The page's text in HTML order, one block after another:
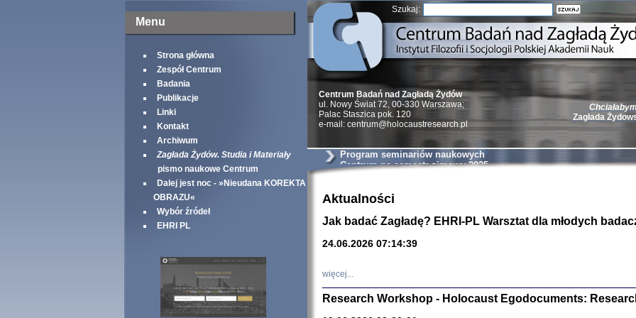
Menu
Strona główna
Zespół Centrum
Badania
Publikacje
Linki
Kontakt
Archiwum
Zagłada Żydów. Studia i Materiały
pismo naukowe Centrum
Dalej jest noc - »Nieudana KOREKTA
OBRAZU«
Wybór źródeł
EHRI PL
Szukaj:
Zagłada
Żydzi w
Natalia Aleksiun,
Deborah Dash
Turski, Laurence
Centrum Badań nad Zagładą Żydów
ul. Nowy Świat 72, 00-330 Warszawa;
Palac Staszica pok. 120
e-mail: centrum@holocaustresearch.pl
Program seminariów naukowych
Centrum na semestr zimowy 2025
Aktualności
Jak badać Zagładę? EHRI-PL Warsztat dla młodych
24.06.2026 07:14:39
więcej...
Research Workshop - Holocaust Egodocuments: